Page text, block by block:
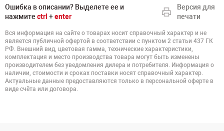
Ошибка в описании? Выделете ее и
нажмите ctrl +enter
Версия для
печати
Вся информация на сайте о товарах носит справочный характер и не
является публичной офертой в соответствии с пунктом 2 статьи 437 ГК
РФ. Внешний вид, цветовая гамма, технические характеристики,
комплектация и место производства товара могут быть изменены
производителем без уведомления дилера и потребителя. Информация о
наличии, стоимости и сроках поставки носят справочный характер.
Актуальные данные предоставляются только в персональной оферте в
виде счёта или договора.